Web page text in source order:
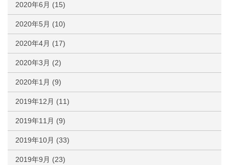
2020年6月 (15)
2020年5月 (10)
2020年4月 (17)
2020年3月 (2)
2020年1月 (9)
2019年12月 (11)
2019年11月 (9)
2019年10月 (33)
2019年9月 (23)